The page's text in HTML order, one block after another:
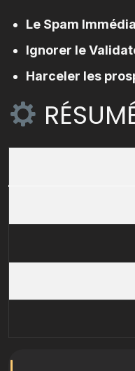
Le Spam
Ignorer le
Harceler les